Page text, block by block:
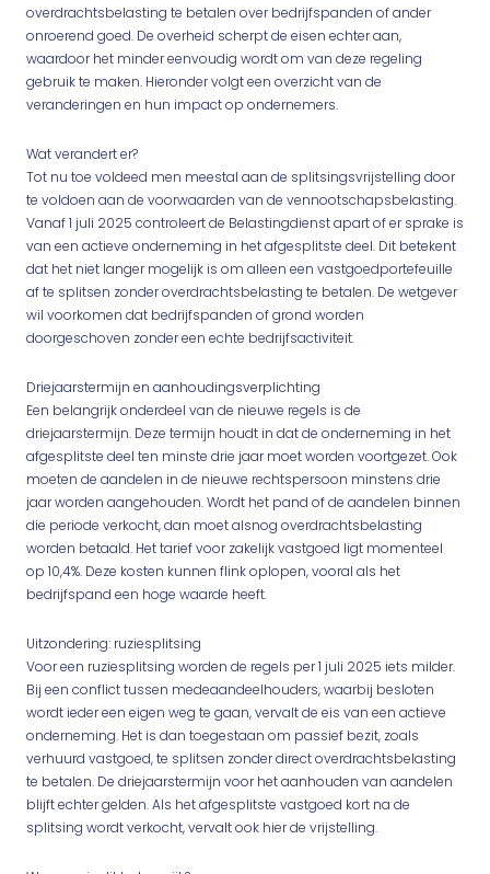
overdrachtsbelasting te betalen over bedrijfspanden of ander
onroerend goed. De overheid scherpt de eisen echter aan,
waardoor het minder eenvoudig wordt om van deze regeling
gebruik te maken. Hieronder volgt een overzicht van de
veranderingen en hun impact op ondernemers.
Wat verandert er?
Tot nu toe voldeed men meestal aan de splitsingsvrijstelling door
te voldoen aan de voorwaarden van de vennootschapsbelasting.
Vanaf 1 juli 2025 controleert de Belastingdienst apart of er sprake is
van een actieve onderneming in het afgesplitste deel. Dit betekent
dat het niet langer mogelijk is om alleen een vastgoedportefeuille
af te splitsen zonder overdrachtsbelasting te betalen. De wetgever
wil voorkomen dat bedrijfspanden of grond worden
doorgeschoven zonder een echte bedrijfsactiviteit.
Driejaarstermijn en aanhoudingsverplichting
Een belangrijk onderdeel van de nieuwe regels is de
driejaarstermijn. Deze termijn houdt in dat de onderneming in het
afgesplitste deel ten minste drie jaar moet worden voortgezet. Ook
moeten de aandelen in de nieuwe rechtspersoon minstens drie
jaar worden aangehouden. Wordt het pand of de aandelen binnen
die periode verkocht, dan moet alsnog overdrachtsbelasting
worden betaald. Het tarief voor zakelijk vastgoed ligt momenteel
op 10,4%. Deze kosten kunnen flink oplopen, vooral als het
bedrijfspand een hoge waarde heeft.
Uitzondering: ruziesplitsing
Voor een ruziesplitsing worden de regels per 1 juli 2025 iets milder.
Bij een conflict tussen medeaandeelhouders, waarbij besloten
wordt ieder een eigen weg te gaan, vervalt de eis van een actieve
onderneming. Het is dan toegestaan om passief bezit, zoals
verhuurd vastgoed, te splitsen zonder direct overdrachtsbelasting
te betalen. De driejaarstermijn voor het aanhouden van aandelen
blijft echter gelden. Als het afgesplitste vastgoed kort na de
splitsing wordt verkocht, vervalt ook hier de vrijstelling.